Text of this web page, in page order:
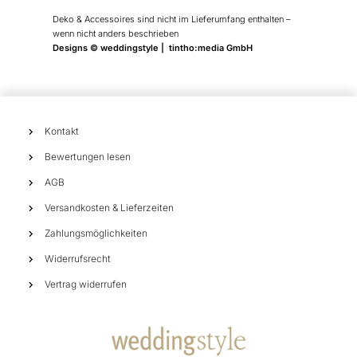
Deko & Accessoires sind nicht im Lieferumfang enthalten –
wenn nicht anders beschrieben
Designs © weddingstyle | tintho:media GmbH
Kontakt
Bewertungen lesen
AGB
Versandkosten & Lieferzeiten
Zahlungsmöglichkeiten
Widerrufsrecht
Vertrag widerrufen